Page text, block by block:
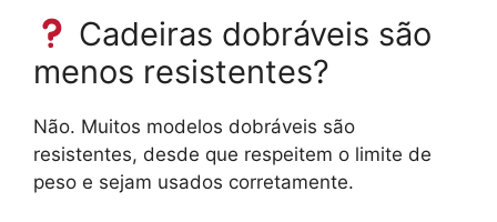
Cadeiras dobráveis são
menos resistentes?
Não. Muitos modelos dobráveis são
resistentes, desde que respeitem o limite de
peso e sejam usados corretamente.